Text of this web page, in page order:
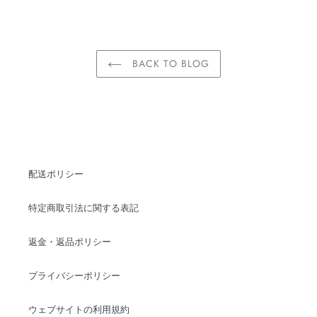
BACK TO BLOG
配送ポリシー
特定商取引法に関する表記
返金・返品ポリシー
プライバシーポリシー
ウェブサイトの利用規約